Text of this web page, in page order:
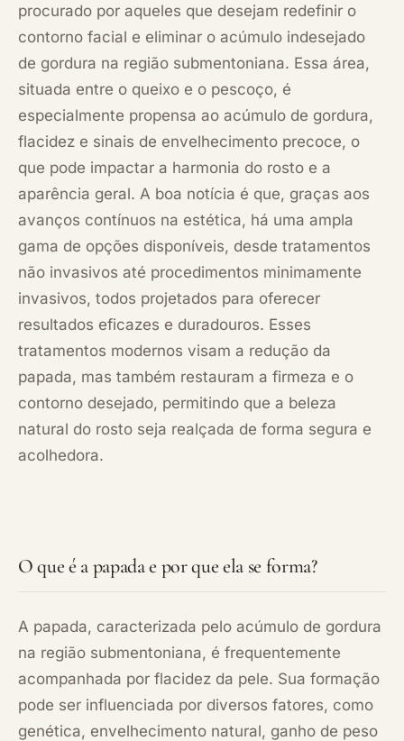
procurado por aqueles que desejam redefinir o
contorno facial e eliminar o acúmulo indesejado
de gordura na região submentoniana. Essa área,
situada entre o queixo e o pescoço, é
especialmente propensa ao acúmulo de gordura,
flacidez e sinais de envelhecimento precoce, o
que pode impactar a harmonia do rosto e a
aparência geral. A boa notícia é que, graças aos
avanços contínuos na estética, há uma ampla
gama de opções disponíveis, desde tratamentos
não invasivos até procedimentos minimamente
invasivos, todos projetados para oferecer
resultados eficazes e duradouros. Esses
tratamentos modernos visam a redução da
papada, mas também restauram a firmeza e o
contorno desejado, permitindo que a beleza
natural do rosto seja realçada de forma segura e
acolhedora.
O que é a papada e por que ela se forma?
A papada, caracterizada pelo acúmulo de gordura
na região submentoniana, é frequentemente
acompanhada por flacidez da pele. Sua formação
pode ser influenciada por diversos fatores, como
genética, envelhecimento natural, ganho de peso